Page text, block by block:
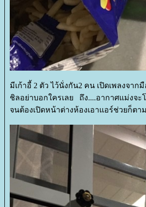
มีเก้าอี้ 2 ตัว ไว้นั่งกัน2 คน เปิดเพลงจาก
ชิลอย่าบอกใครเลย ถึง....อากาศแม่งจะ
จนต้องเปิดหน้าต่างห้องเอาแอร์ช่วยก็ตา